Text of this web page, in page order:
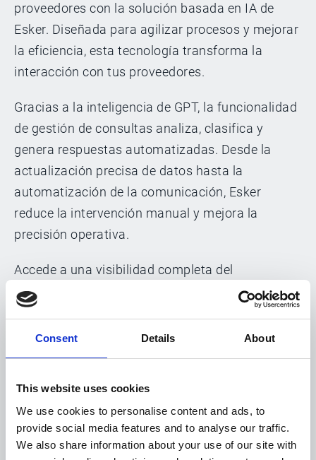
Consent Details About
This website uses cookies
We use cookies to personalise content and ads, to
provide social media features and to analyse our traffic.
We also share information about your use of our site with
proveedores con la solución basada en IA de
Esker. Diseñada para agilizar procesos y mejorar
la eficiencia, esta tecnología transforma la
interacción con tus proveedores.
Gracias a la inteligencia de GPT, la funcionalidad
de gestión de consultas analiza, clasifica y
genera respuestas automatizadas. Desde la
actualización precisa de datos hasta la
automatización de la comunicación, Esker
reduce la intervención manual y mejora la
precisión operativa.
Accede a una visibilidad completa del
rendimiento de los proveedores con un espacio
de trabajo dedicado y un panel de control
centralizado. Supervisa las consultas, evalúa los
tiempos de respuesta y obtén información
optimizar el desempeño de tu equipo.